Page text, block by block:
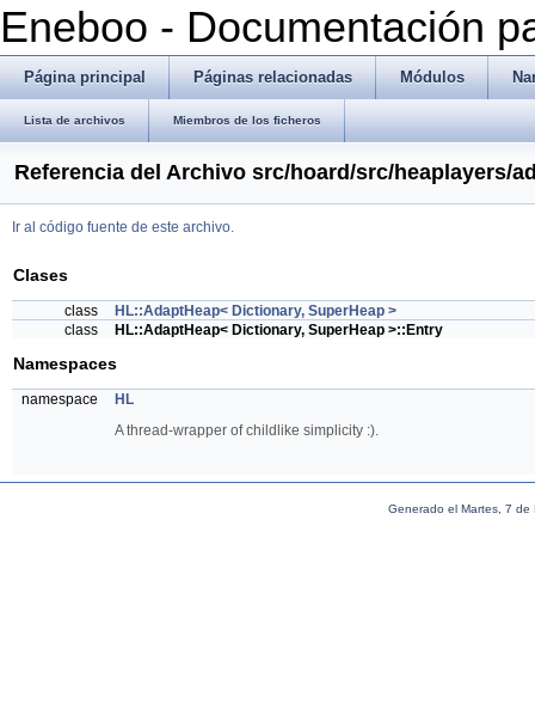
Eneboo - Documentación
Página principal Páginas relacionadas Módulos
Lista de archivos Miembros de los ficheros
Referencia del Archivo src/hoard/src/heaplayers/
Ir al código fuente de este archivo.
Clases
class
HL::AdaptHeap< Dictionary, SuperHeap >
class
HL::AdaptHeap< Dictionary, SuperHeap >::Entry
Namespaces
namespace
HL
A thread-wrapper of childlike simplicity :).
Generado el Martes, 7